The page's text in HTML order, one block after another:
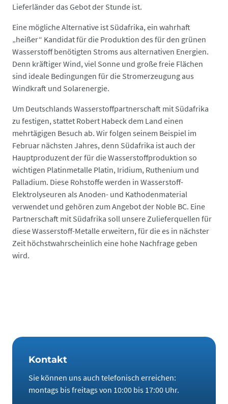
Liefer­länder das Gebot der Stunde ist.
Eine mögliche Alternative ist Südafrika, ein wahrhaft
„heißer“ Kandidat für die Produktion des für den grünen
Wasserstoff benötigten Stroms aus alternativen Energien.
Denn kräftiger Wind, viel Sonne und große freie Flächen
sind ideale Bedingungen für die Strom­erzeugung aus
Windkraft und Solarenergie.
Um Deutschlands Wasserstoff­partner­schaft mit Südafrika
zu festigen, stattet Robert Habeck dem Land einen
mehrtägigen Besuch ab. Wir folgen seinem Beispiel im
Februar nächsten Jahres, denn Südafrika ist auch der
Hauptproduzent der für die Wasserstoff­produktion so
wichtigen Platin­metalle Platin, Iridium, Ruthenium und
Palladium. Diese Rohstoffe werden in Wasserstoff-
Elektrolyseuren als Anoden- und Kathodenmaterial
verwendet und gehören zum Angebot der Noble BC. Eine
Partnerschaft mit Südafrika soll unsere Zuliefer­quellen für
diese Wasserstoff-Metalle erweitern, für die es in nächster
Zeit höchst­wahrscheinlich eine hohe Nachfrage geben
wird.
Kontakt
Sie können uns auch telefonisch erreichen:
montags bis freitags von 10:00 bis 17:00 Uhr.